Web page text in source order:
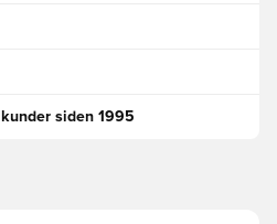
siden 1995